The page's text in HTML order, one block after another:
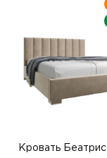
Кровать Беатрис